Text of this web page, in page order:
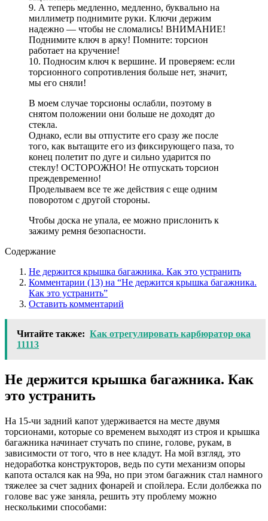
9. А теперь медленно, медленно, буквально на
миллиметр поднимите руки. Ключи держим
надежно — чтобы не сломались! ВНИМАНИЕ!
Поднимите ключ в арку! Помните: торсион
работает на кручение!
10. Подносим ключ к вершине. И проверяем: если
торсионного сопротивления больше нет, значит,
мы его сняли!
В моем случае торсионы ослабли, поэтому в
снятом положении они больше не доходят до
стекла.
Однако, если вы отпустите его сразу же после
того, как вытащите его из фиксирующего паза, то
конец полетит по дуге и сильно ударится по
стеклу! ОСТОРОЖНО! Не отпускать торсион
преждевременно!
Проделываем все те же действия с еще одним
поворотом с другой стороны.
Чтобы доска не упала, ее можно прислонить к
зажиму ремня безопасности.
Содержание
Не держится крышка багажника. Как это устранить
Комментарии (13) на “Не держится крышка багажника.
Как это устранить”
Оставить комментарий
Читайте также: Как отрегулировать карбюратор ока
11113
Не держится крышка багажника. Как
это устранить
На 15-чи задний капот удерживается на месте двумя
торсионами, которые со временем выходят из строя и крышка
багажника начинает стучать по спине, голове, рукам, в
зависимости от того, что в нее кладут. На мой взгляд, это
недоработка конструкторов, ведь по сути механизм опоры
капота остался как на 99a, но при этом багажник стал намного
тяжелее за счет задних фонарей и спойлера. Если долбежка по
голове вас уже заняла, решить эту проблему можно
несколькими способами: